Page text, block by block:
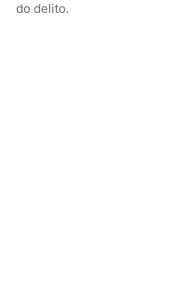
do delito.